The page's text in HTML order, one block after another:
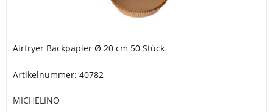
Airfryer Backpapier Ø 20 cm 50 Stück
Artikelnummer: 40782
MICHELINO